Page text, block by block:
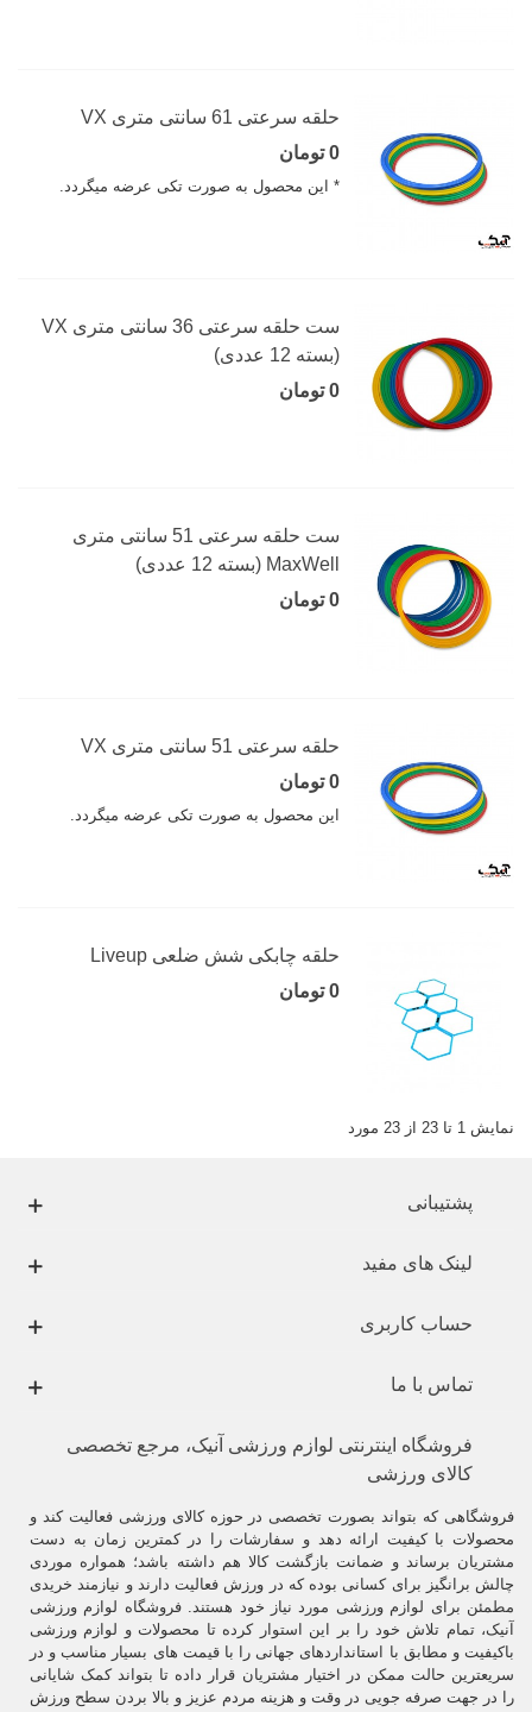
حلقه سرعتی 61 سانتی متری VX
0 تومان
* این محصول به صورت تکی عرضه میگردد.
ست حلقه سرعتی 36 سانتی متری VX
(بسته 12 عددی)
0 تومان
ست حلقه سرعتی 51 سانتی متری
MaxWell (بسته 12 عددی)
0 تومان
حلقه سرعتی 51 سانتی متری VX
0 تومان
این محصول به صورت تکی عرضه میگردد.
حلقه چابکی شش ضلعی Liveup
0 تومان
نمایش 1 تا 23 از 23 مورد
پشتیبانی
لینک های مفید
حساب کاربری
تماس با ما
فروشگاه اینترنتی لوازم ورزشی آنیک، مرجع تخصصی
کالای ورزشی
فروشگاهی که بتواند بصورت تخصصی در حوزه کالای ورزشی فعالیت کند و
محصولات با کیفیت ارائه دهد و سفارشات را در کمترین زمان به دست
مشتریان برساند و ضمانت بازگشت کالا هم داشته باشد؛ همواره موردی
چالش برانگیز برای کسانی بوده که در ورزش فعالیت دارند و نیازمند خریدی
مطمئن برای لوازم ورزشی مورد نیاز خود هستند. فروشگاه لوازم ورزشی
آنیک، تمام تلاش خود را بر این استوار کرده تا محصولات و لوازم ورزشی
باکیفیت و مطابق با استانداردهای جهانی را با قیمت های بسیار مناسب و در
سریعترین حالت ممکن در اختیار مشتریان قرار داده تا بتواند کمک شایانی
را در جهت صرفه جویی در وقت و هزینه مردم عزیز و بالا بردن سطح ورزش